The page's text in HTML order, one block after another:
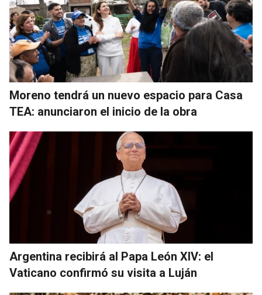
Moreno tendrá un nuevo espacio para Casa
TEA: anunciaron el inicio de la obra
Argentina recibirá al Papa León XIV: el
Vaticano confirmó su visita a Luján